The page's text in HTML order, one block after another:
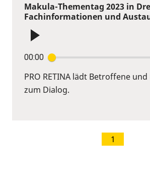
Makula-Thementag 2023 in
Fachinformationen und
00:00
PRO RETINA lädt Betroffene
zum Dialog.
1